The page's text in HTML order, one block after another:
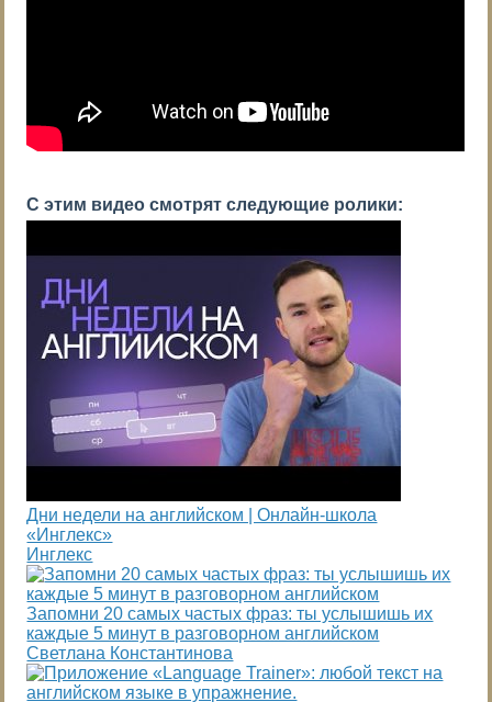
С этим видео смотрят следующие ролики:
Дни недели на английском | Онлайн-школа
«Инглекс»
Инглекс
Запомни 20 самых частых фраз: ты услышишь их
каждые 5 минут в разговорном английском
Светлана Константинова